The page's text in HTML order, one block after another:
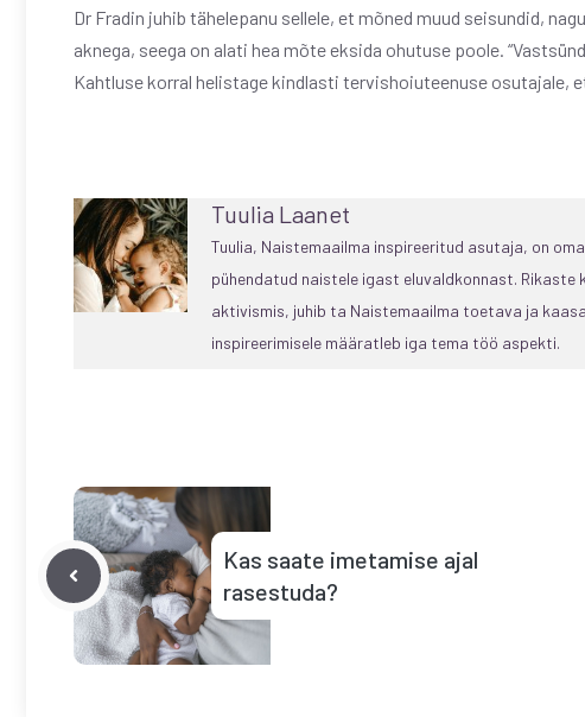
Dr Fradin juhib tähelepanu sellele, et mõned muud seisundid,
aknega, seega on alati hea mõte eksida ohutuse poole.
Kahtluse korral helistage kindlasti tervishoiuteenuse osutajale,
Tuulia Laanet
Tuulia, Naistemaailma inspireeritud asutaja, on
pühendatud naistele igast eluvaldkonnast. Rikaste
aktivismis, juhib ta Naistemaailma toetava ja
inspireerimisele määratleb iga tema töö aspekti.
Kas saate imetamise ajal
rasestuda?